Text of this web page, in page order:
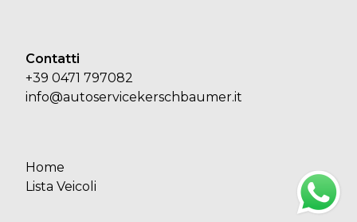
Contatti
+39 0471 797082
info@autoservicekerschbaumer.it
Home
Lista Veicoli